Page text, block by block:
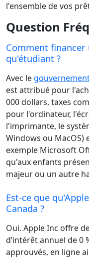
l'ensemble de vos
Question
Comment
qu'étudiant ?
Avec le
est attribué pour
000 dollars, taxes
pour l'ordinateur,
l'imprimante, le
Windows ou
exemple Microsoft
qu'aux enfants
majeur ou un autre
Est-ce que
Canada ?
Oui. Apple Inc offre
d’intérêt annuel de 0
approuvés, en ligne